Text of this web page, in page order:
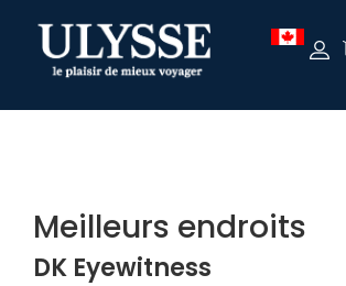
TEST
Meilleurs endroits
DK Eyewitness